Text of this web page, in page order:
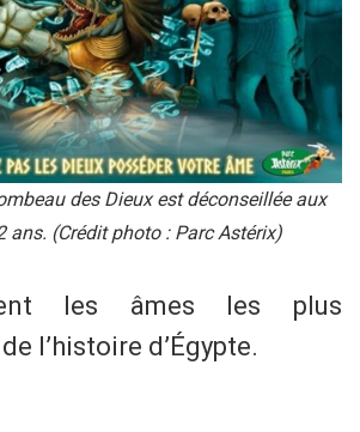
des Dieux est déconseillée aux
ans. (Crédit photo : Parc Astérix)
les âmes les plus
l’histoire d’Égypte.